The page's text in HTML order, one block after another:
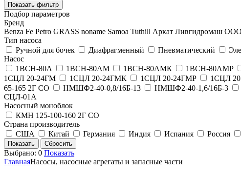
Показать фильтр
Подбор параметров
Бренд
Benza Fe Petro GRASS noname Samoa Tuthill Аркат Ливгидромаш
Тип насоса
Ручной для бочек
Диафрагменный Пневматический
Насос
1ВСН-80А
1ВСН-80АМ 1ВСН-80АМК 1ВСН-80АМР
1СЦЛ 20-24ГМ
1СЦЛ 20-24ГМК 1СЦЛ 20-24ГМР 1СЦЛ
65-165 2Г СО
НМШФ2-40-0,8/16Б-13 НМШФ2-40-1,6/16Б-3
СЦЛ-01А
Насосный моноблок
КМН 125-100-160 2Г СО
Страна производитель
США
Китай Германия Индия Испания Россия
Выбрано: 0 Показать
ГлавнаяНасосы, насосные агрегаты и запасные части